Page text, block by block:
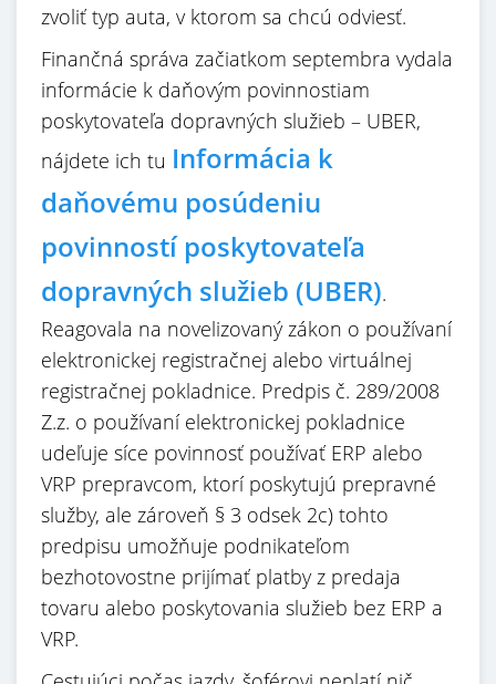
zvoliť typ auta, v ktorom sa chcú odviesť.
Finančná správa začiatkom septembra vydala
informácie k daňovým povinnostiam
poskytovateľa dopravných služieb – UBER,
nájdete ich tu Informácia k
daňovému posúdeniu
povinností poskytovateľa
dopravných služieb (UBER).
Reagovala na novelizovaný zákon o používaní
elektronickej registračnej alebo virtuálnej
registračnej pokladnice. Predpis č. 289/2008
Z.z. o používaní elektronickej pokladnice
udeľuje síce povinnosť používať ERP alebo
VRP prepravcom, ktorí poskytujú prepravné
služby, ale zároveň § 3 odsek 2c) tohto
predpisu umožňuje podnikateľom
bezhotovostne prijímať platby z predaja
tovaru alebo poskytovania služieb bez ERP a
VRP.